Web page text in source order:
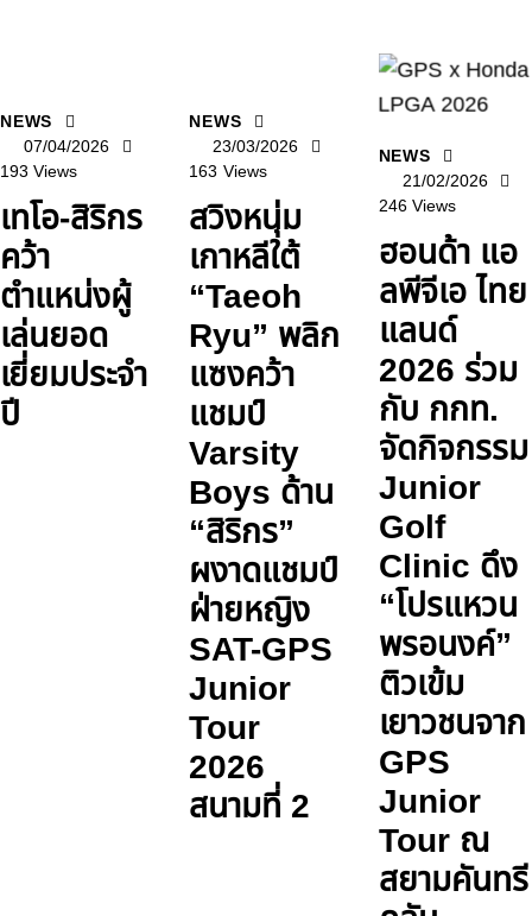
NEWS
07/04/2026
193 Views
เทโอ-สิริกร
คว้า
ตำแหน่งผู้
เล่นยอด
เยี่ยมประจำ
ปี
NEWS
23/03/2026
163 Views
สวิงหนุ่ม
เกาหลีใต้
“Taeoh
Ryu” พลิก
แซงคว้า
แชมป์
Varsity
Boys ด้าน
“สิริกร”
ผงาดแชมป์
ฝ่ายหญิง
SAT-GPS
Junior
Tour
2026
สนามที่ 2
NEWS
21/02/2026
246 Views
ฮอนด้า แอ
ลพีจีเอ ไทย
แลนด์
2026 ร่วม
กับ กกท.
จัดกิจกรรม
Junior
Golf
Clinic ดึง
“โปรแหวน
พรอนงค์”
ติวเข้ม
เยาวชนจาก
GPS
Junior
Tour ณ
สยามคันทรี